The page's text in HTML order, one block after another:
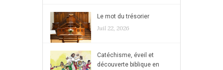
Le mot du trésorier
Juil 22, 2026
Catéchisme, éveil et
découverte biblique en